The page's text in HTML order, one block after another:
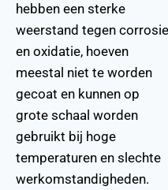
hebben een sterke
weerstand tegen corrosie
en oxidatie, hoeven
meestal niet te worden
gecoat en kunnen op
grote schaal worden
gebruikt bij hoge
temperaturen en slechte
werkomstandigheden.